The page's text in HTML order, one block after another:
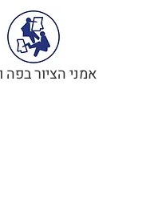
אמני הציור בפה